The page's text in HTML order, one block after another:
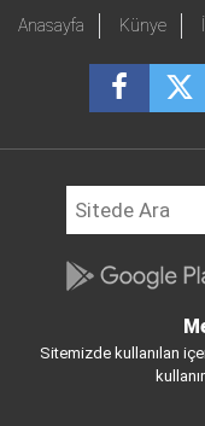
Anasayfa Künye
Sitemizde kullanılan